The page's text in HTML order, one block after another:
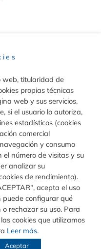
web, titularidad de
propias técnicas
web y sus servicios,
si el usuario lo autoriza,
estadísticos (cookies
comercial
y consumo
el número de visitas y su
analizar su
de rendimiento).
acepta el uso
puede configurar qué
rechazar su uso. Para
cookies que utilizamos
Leer más.
Aceptar